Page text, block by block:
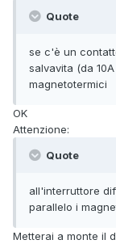
Quote
se c'è un
salvavita (da
magnetotermici
OK
Attenzione:
Quote
all'interruttore
parallelo i
Metterai a monte il